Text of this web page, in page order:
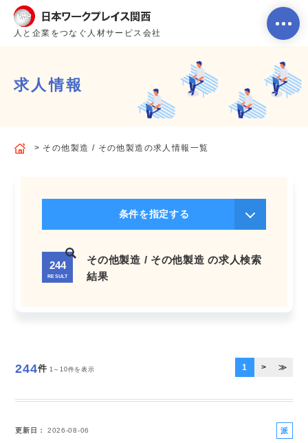
人と企業をつなぐ人材サービス会社
ホーム
よくあるご質問
求人情報
その他製造 / その他製造の求人情報一覧
条件を指定する
244
RESULT
その他製造 / その他製造 の求人検索
結果
244件 1～10件を表示 1 > ≫
更新日 2026-08-06
派